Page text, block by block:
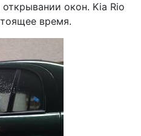
окон. Kia Rio
время.